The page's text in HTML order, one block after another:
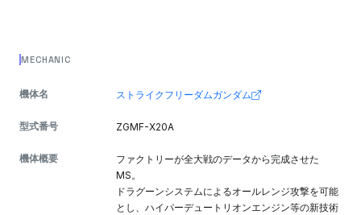
MECHANIC
機体名 ストライクフリーダムガンダム
型式番号 ZGMF-X20A
機体概要
ファクトリーが全大戦のデータから完成させた
MS。
ドラグーンシステムによるオールレンジ攻撃を可能
とし、ハイパーデュートリオンエンジン等の新技術